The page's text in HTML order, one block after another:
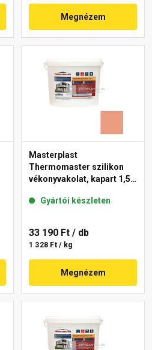
Megnézem
Masterplast
Thermomaster szilikon
vékonyvakolat, kapart 1,5
Gyártói készleten
33 190 Ft / db
1 328 Ft / kg
Megnézem